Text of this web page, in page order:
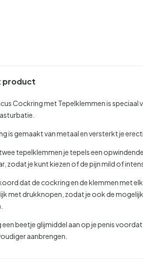
product
Cockring met Tepelklemmen is
is gemaakt van metaal en versterkt je
tepelklemmen je tepels een
zodat je kunt kiezen of de pijn mild of intens
dat de cockring en de klemmen met
met drukknopen, zodat je ook de
een beetje glijmiddel aan op je penis
aanbrengen.